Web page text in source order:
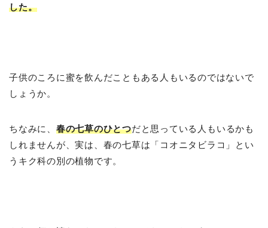
した。
子供のころに蜜を飲んだこともある人もいるのではないで
しょうか。
ちなみに、 春の七草のひとつだと思っている人もいるかも
しれませんが、実は、春の七草は「コオニタビラコ」とい
うキク科の別の植物です。